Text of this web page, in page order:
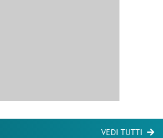
VEDI TUTTI